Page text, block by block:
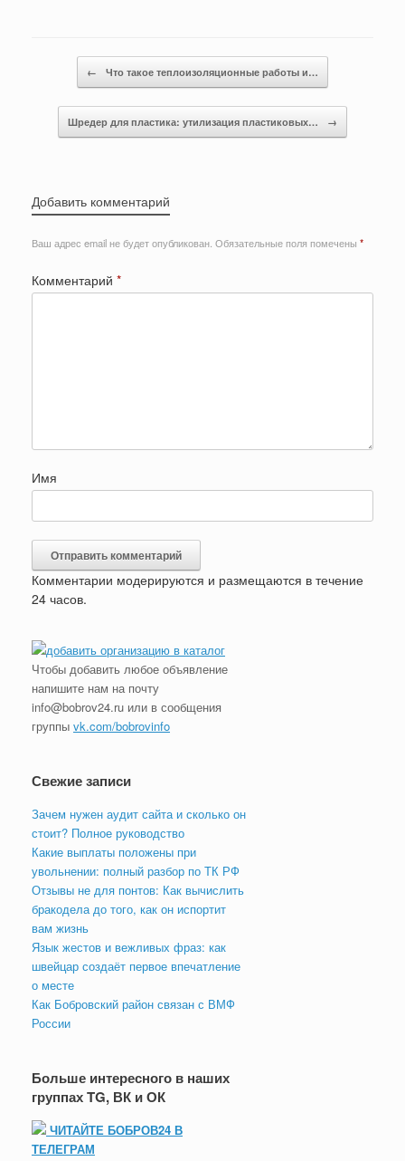
Post navigation
← Что такое теплоизоляционные работы и…
Шредер для пластика: утилизация пластиковых… →
Добавить комментарий
Ваш адрес email не будет опубликован. Обязательные поля помечены *
Комментарий *
Имя
Комментарии модерируются и размещаются в течение
24 часов.
Чтобы добавить любое объявление
напишите нам на почту
info@bobrov24.ru или в сообщения
группы vk.com/bobrovinfo
Свежие записи
Зачем нужен аудит сайта и сколько он
стоит? Полное руководство
Какие выплаты положены при
увольнении: полный разбор по ТК РФ
Отзывы не для понтов: Как вычислить
бракодела до того, как он испортит
вам жизнь
Язык жестов и вежливых фраз: как
швейцар создаёт первое впечатление
о месте
Как Бобровский район связан с ВМФ
России
Больше интересного в наших
группах TG, ВК и ОК
ЧИТАЙТЕ БОБРОВ24 В
ТЕЛЕГРАМ